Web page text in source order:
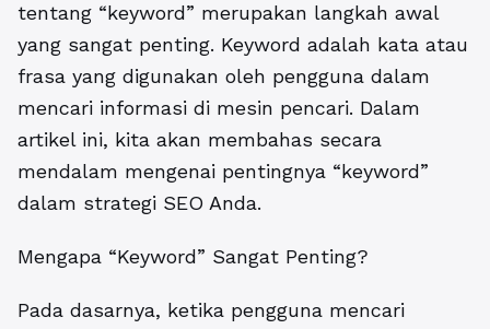
tentang “keyword” merupakan langkah awal
yang sangat penting. Keyword adalah kata atau
frasa yang digunakan oleh pengguna dalam
mencari informasi di mesin pencari. Dalam
artikel ini, kita akan membahas secara
mendalam mengenai pentingnya “keyword”
dalam strategi SEO Anda.
Mengapa “Keyword” Sangat Penting?
Pada dasarnya, ketika pengguna mencari